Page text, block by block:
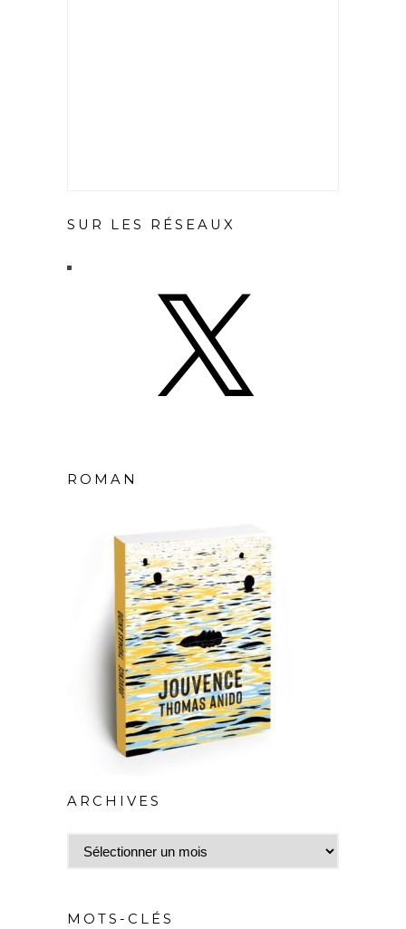
SUR LES RÉSEAUX
ROMAN
ARCHIVES
Archives
MOTS-CLÉS